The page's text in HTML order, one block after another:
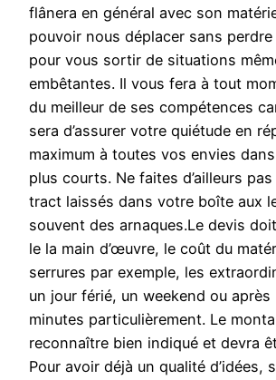
flânera en général avec son
pouvoir nous déplacer sans
pour vous sortir de situations
embêtantes. Il vous fera à tout
du meilleur de ses compétences
sera d’assurer votre quiétude en
maximum à toutes vos envies
plus courts. Ne faites d’ailleurs
tract laissés dans votre boîte aux
souvent des arnaques.Le devis
le la main d’œuvre, le coût du
serrures par exemple, les
un jour férié, un weekend ou après
minutes particulièrement. Le
reconnaître bien indiqué et devra
Pour avoir déjà un qualité d’idées,